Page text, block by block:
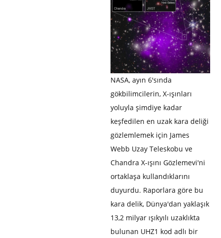
NASA, ayın 6'sında
gökbilimcilerin, X-ışınları
yoluyla şimdiye kadar
keşfedilen en uzak kara deliği
gözlemlemek için James
Webb Uzay Teleskobu ve
Chandra X-ışını Gözlemevi'ni
ortaklaşa kullandıklarını
duyurdu. Raporlara göre bu
kara delik, Dünya'dan yaklaşık
13,2 milyar ışıkyılı uzaklıkta
bulunan UHZ1 kod adlı bir